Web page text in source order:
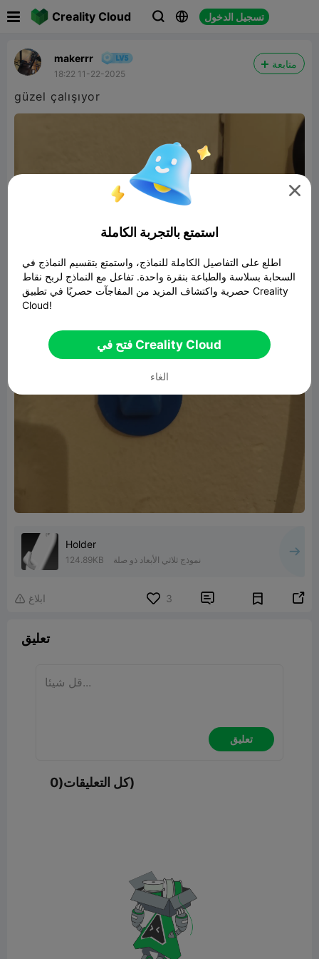
Creality Cloud   تسجيل الدخول
makerrr
18:22 11-22-2025
متابعة
güzel çalışıyor
Holder
124.89KB نموذج ثلاثي الأبعاد ذو صلة
 ابلاغ 3  
تعليق
تعليق
كل التعليقات(0)

استمتع بالتجربة الكاملة
اطلع على التفاصيل الكاملة للنماذج، واستمتع بتقسيم النماذج في
السحابة بسلاسة والطباعة بنقرة واحدة. تفاعل مع النماذج لربح نقاط
حصرية واكتشاف المزيد من المفاجآت حصريًا في تطبيق Creality
Cloud!
فتح في Creality Cloud
الغاء